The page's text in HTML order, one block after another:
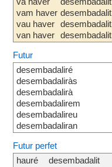
vam haver
vau haver
van haver
desembadalit
desembadalit
desembadalit
Futur
desembadaliré
desembadaliràs
desembadalirà
desembadalirem
desembadalireu
desembadaliran
Futur perfet
hauré
desembadalit